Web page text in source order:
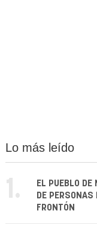
Lo más leído
1.
EL PUEBLO DE
DE PERSONAS
FRONTÓN